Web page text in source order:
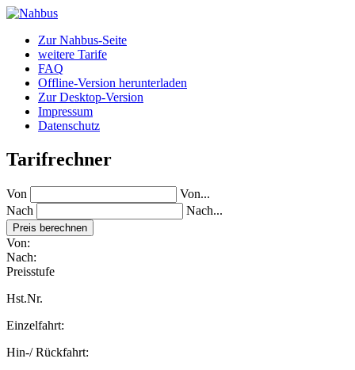
Zur Nahbus-Seite
weitere Tarife
FAQ
Offline-Version herunterladen
Zur Desktop-Version
Impressum
Datenschutz
Tarifrechner
Von
Von...
Nach
Nach...
Von:
Nach:
Preisstufe
Hst.Nr.
Einzelfahrt:
Hin-/ Rückfahrt: